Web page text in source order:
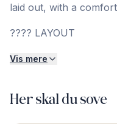
laid out, with a
????️ LAYOUT
Vis mere
Her skal du sove